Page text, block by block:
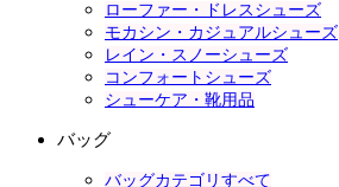
ローファー・ドレスシューズ
モカシン・カジュアルシューズ
レイン・スノーシューズ
コンフォートシューズ
シューケア・靴用品
バッグ
バッグカテゴリすべて